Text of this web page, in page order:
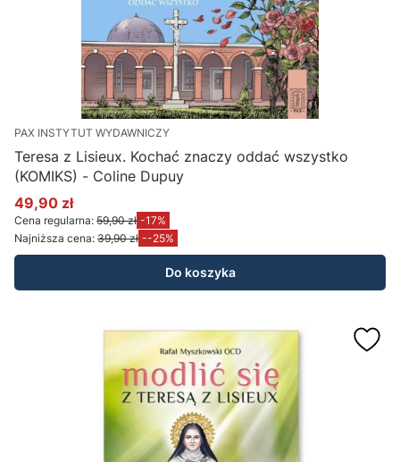
PAX INSTYTUT WYDAWNICZY
Teresa z Lisieux. Kochać znaczy oddać wszystko
(KOMIKS) - Coline Dupuy
Cena promocyjna
49,90 zł
Cena regularna: 59,90 zł -17%
Najniższa cena: 39,90 zł --25%
Do koszyka